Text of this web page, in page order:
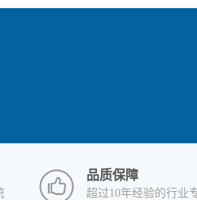
品质保障
超过10年经验的行业